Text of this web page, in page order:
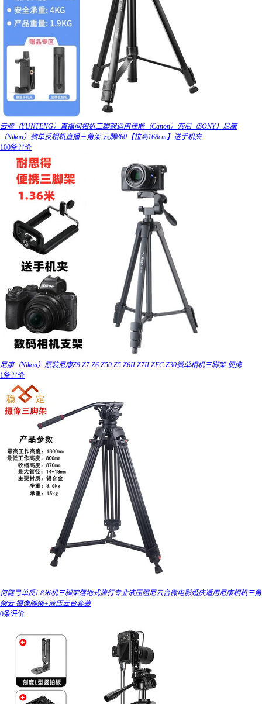
云腾（YUNTENG）直播间相机三脚架适用佳能（Canon）索尼（SONY）尼康
（Nikon）微单反相机直播三角架 云腾860【拉高168cm】送手机夹
100条评价
尼康（Nikon）原装尼康Z9 Z7 Z6 Z50 Z5 Z6II Z7II ZFC Z30微单相机三脚架 便携
1条评价
何健弓单反1.8米机三脚架落地式旅行专业液压阻尼云台微电影婚庆适用尼康相机三角
架云 摄像脚架+液压云台套装
0条评价